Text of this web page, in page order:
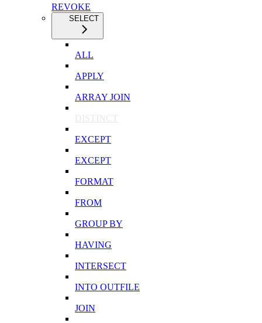
REVOKE
SELECT
ALL
APPLY
ARRAY JOIN
DISTINCT
EXCEPT
EXCEPT
FORMAT
FROM
GROUP BY
HAVING
INTERSECT
INTO OUTFILE
JOIN